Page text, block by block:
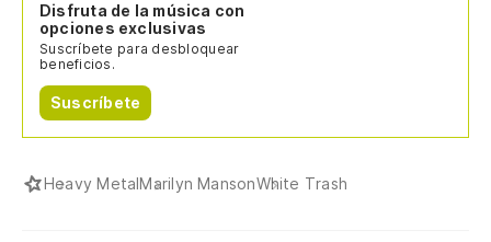
Disfruta de la música con
opciones exclusivas
Suscríbete para desbloquear
beneficios.
Suscríbete
Heavy MetalMarilyn MansonWhite Trash